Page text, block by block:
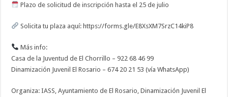
Plazo de solicitud de inscripción hasta el 25 de julio
Solicita tu plaza aquí: https://forms.gle/E8XsXM7SrzC14kiP8
Más info:
Casa de la Juventud de El Chorrillo – 922 68 46 99
Dinamización Juvenil El Rosario – 674 20 21 53 (vía WhatsApp)
Organiza: IASS, Ayuntamiento de El Rosario, Dinamización Juvenil El